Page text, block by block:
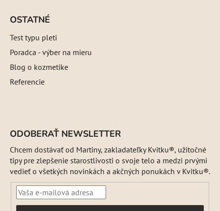
OSTATNÉ
Test typu pleti
Poradca - výber na mieru
Blog o kozmetike
Referencie
ODOBERAŤ NEWSLETTER
Chcem dostávať od Martiny, zakladateľky Kvitku®, užitočné
tipy pre zlepšenie starostlivosti o svoje telo a medzi prvými
vedieť o všetkých novinkách a akčných ponukách v Kvitku®.